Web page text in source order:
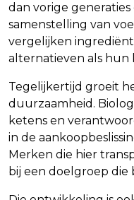
dan vorige
samenstelling van
vergelijken
alternatieven als hun
Tegelijkertijd groeit
duurzaamheid.
ketens en
in de
Merken die hier
bij een doelgroep